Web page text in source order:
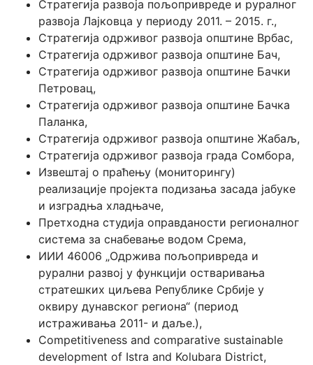
Стратегија развоја пољопривреде и руралног
развоја Лајковцa у периоду 2011. – 2015. г.,
Стратегијa одрживог развоја општине Врбас,
Стратегијa одрживог развоја општине Бач,
Стратегијa одрживог развоја општине Бачки
Петровац,
Стратегијa одрживог развоја општине Бачка
Паланка,
Стратегијa одрживог развоја општине Жабаљ,
Стратегијa одрживог развоја града Сомбора,
Извештај о праћењу (мониторингу)
реализације пројекта подизања засада јабуке
и изградња хладњаче,
Претходна студија оправданости регионалног
система за снабевање водом Срема,
ИИИ 46006 „Одржива пољопривреда и
рурални развој у функцији остваривања
стратешких циљева Републике Србије у
оквиру дунавског региона“ (период
истраживања 2011- и даље.),
Competitiveness and comparative sustainable
development of Istra and Kolubara District,